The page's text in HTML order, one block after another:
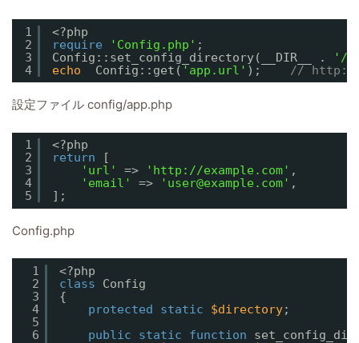
1
2
3
4
<?php
require
'Config.php' ;
Config::set_config_directory(__DIR__ .
'/
echo
Config::get( 'app.url' ); // http://
設定ファイル config/app.php
1
2
3
4
5
<?php
return
[
'url'
=> 'http://example.com' ,
'email'
=> 'user@example.com' ,
];
Config.php
1
2
3
4
5
6
<?php
class
Config
{
protected
static $directory;
public
static function